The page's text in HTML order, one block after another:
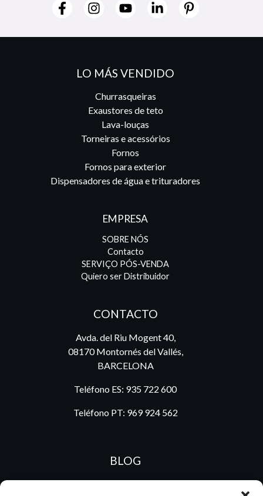
LO MÁS VENDIDO
Churrasqueiras
Exaustores de teto
Lava-louças
Torneiras e acessórios
Fornos
Fornos para exterior
Dispensadores de água e trituradores
EMPRESA
SOBRE NÓS
Contacto
SERVIÇO PÓS-VENDA
Quiero ser Distribuidor
CONTACTO
Avda. del Riu Mogent 40,
08170 Montornés del Vallés,
BARCELONA
Teléfono ES: 935 722 600
Teléfono PT: 969 924 562
BLOG